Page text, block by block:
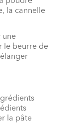
la cannelle
une
le beurre de
la pâte